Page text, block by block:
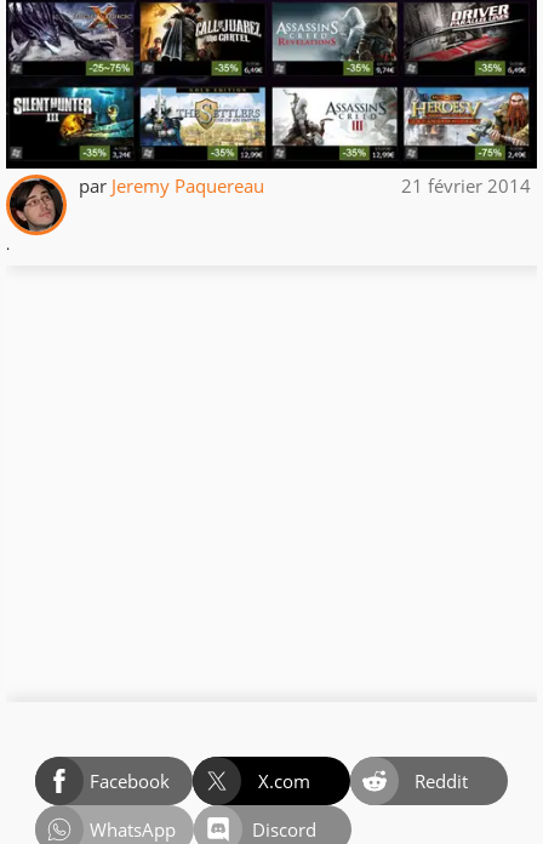
par Jeremy Paquereau 21 février 2014
.
Facebook X.com
Reddit
WhatsApp
Discord